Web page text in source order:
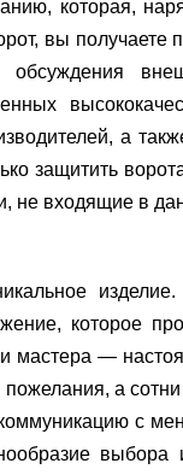
которая,
вы
а
защитить
не входящие в
которое
мастера —
а
с